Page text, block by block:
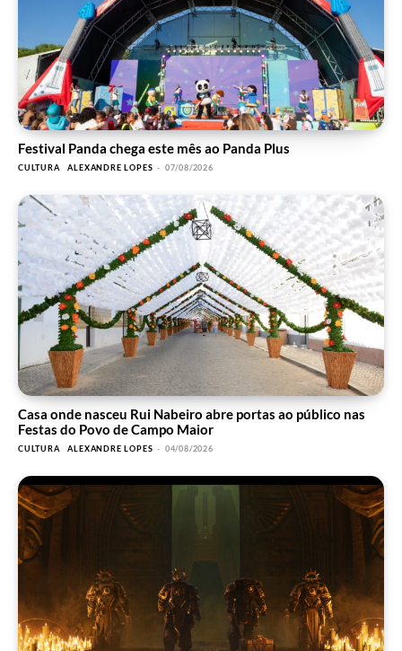
Festival Panda chega este mês ao Panda Plus
CULTURA ALEXANDRE LOPES - 07/08/2026
Casa onde nasceu Rui Nabeiro abre portas ao público nas
Festas do Povo de Campo Maior
CULTURA ALEXANDRE LOPES - 04/08/2026